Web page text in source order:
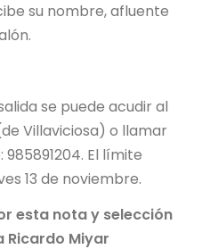
su nombre, afluente
se puede acudir al
Villaviciosa) o llamar
El límite
13 de noviembre.
esta nota y selección
Ricardo Miyar